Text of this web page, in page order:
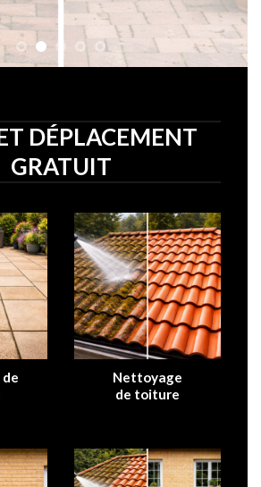
DÉPLACEMENT
GRATUIT
Nettoyage
de toiture